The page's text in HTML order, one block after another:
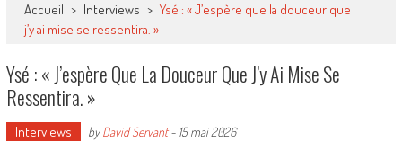
Accueil > Interviews > Ysé : « J’espère que la douceur que
j’y ai mise se ressentira. »
Ysé : « J’espère Que La Douceur Que J’y Ai Mise Se
Ressentira. »
Interviews byDavid Servant- 15 mai 2026